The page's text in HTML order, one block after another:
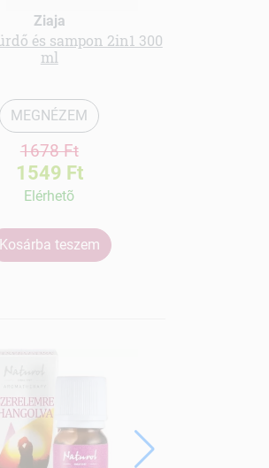
Ziaja
és sampon 2in1 300
ml
MEGNÉZEM
1678 Ft
1549 Ft
Elérhetõ
Kosárba teszem